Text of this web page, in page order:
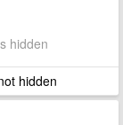
hidden
hidden